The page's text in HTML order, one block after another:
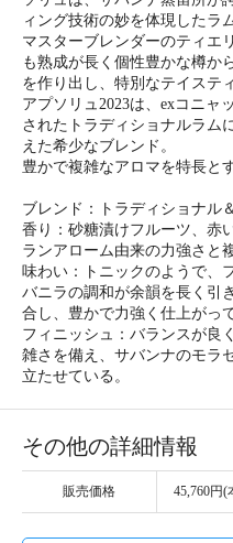
ィング技術の妙を体現したラム
マスターブレンダーのティエ
も熟成が長く個性豊かな樽か
を作り出し、特別なテイステ
アプソリュ2023は、exコニャ
されたトラディショナルラム
えた希少なブレンド。
豊かで複雑なアロマを特長と
ブレンド：トラディショナル
香り：砂糖漬けフルーツ、赤
ランアローム由来の力強さと
味わい：トニックのようで、
バニラの調和が余韻を長く引
合し、豊かで力強く仕上がっ
フィニッシュ：バランスが良
雑さを備え、サバンナのモラ
立たせている。
その他の詳細情報
販売価格 45,760円(